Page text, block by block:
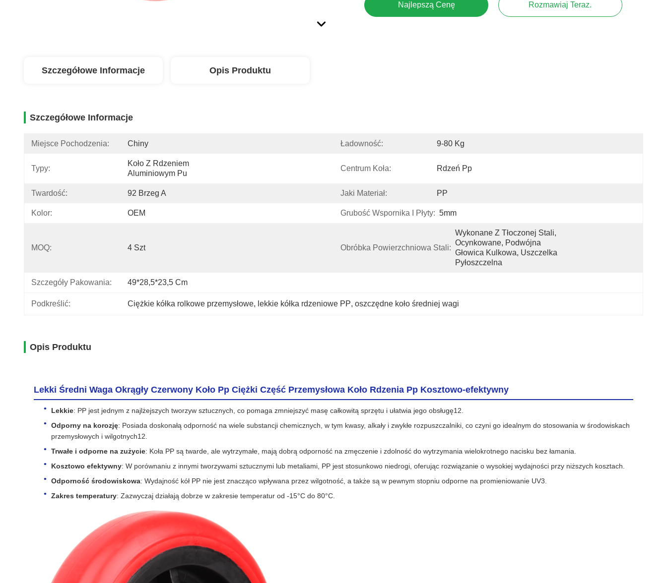
Najlepszą Cenę Rozmawiaj Teraz.
Szczegółowe Informacje Opis Produktu
Szczegółowe Informacje
Miejsce Pochodzenia: Chiny Ładowność: 9-80 Kg
Typy:
Koło Z Rdzeniem
Aluminiowym Pu
Centrum Koła: Rdzeń Pp
Twardość: 92 Brzeg A Jaki Materiał: PP
Kolor: OEM Grubość Wspornika I Płyty: 5mm
MOQ: 4 Szt Obróbka Powierzchniowa Stali:
Wykonane Z Tłoczonej Stali,
Ocynkowane, Podwójna
Głowica Kulkowa, Uszczelka
Pyłoszczelna
Szczegóły Pakowania: 49*28,5*23,5 Cm
Podkreślić: Ciężkie kółka rolkowe przemysłowe, lekkie kółka rdzeniowe PP, oszczędne koło średniej wagi
Opis Produktu
Lekki Średni Waga Okrągły Czerwony Koło Pp Ciężki Część Przemysłowa Koło Rdzenia Pp Kosztowo-efektywny
Lekkie: PP jest jednym z najlżejszych tworzyw sztucznych, co pomaga zmniejszyć masę całkowitą sprzętu i ułatwia jego obsługę12.
Odporny na korozję: Posiada doskonałą odporność na wiele substancji chemicznych, w tym kwasy, alkały i zwykłe rozpuszczalniki, co czyni go idealnym do stosowania w środowiskach
przemysłowych i wilgotnych12.
Trwałe i odporne na zużycie: Koła PP są twarde, ale wytrzymałe, mają dobrą odporność na zmęczenie i zdolność do wytrzymania wielokrotnego nacisku bez łamania.
Kosztowo efektywny: W porównaniu z innymi tworzywami sztucznymi lub metaliami, PP jest stosunkowo niedrogi, oferując rozwiązanie o wysokiej wydajności przy niższych kosztach.
Odporność środowiskowa: Wydajność kół PP nie jest znacząco wpływana przez wilgotność, a także są w pewnym stopniu odporne na promieniowanie UV3.
Zakres temperatury: Zazwyczaj działają dobrze w zakresie temperatur od -15°C do 80°C.